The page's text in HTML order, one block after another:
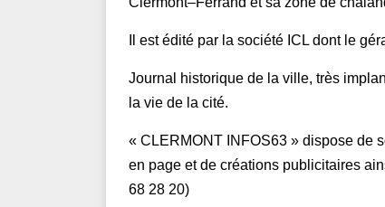
Il est édité par la société ICL dont le
Journal historique de la ville, très
la vie de la cité.
« CLERMONT INFOS63 » dispose de
en page et de créations publicitaires
68 28 20)